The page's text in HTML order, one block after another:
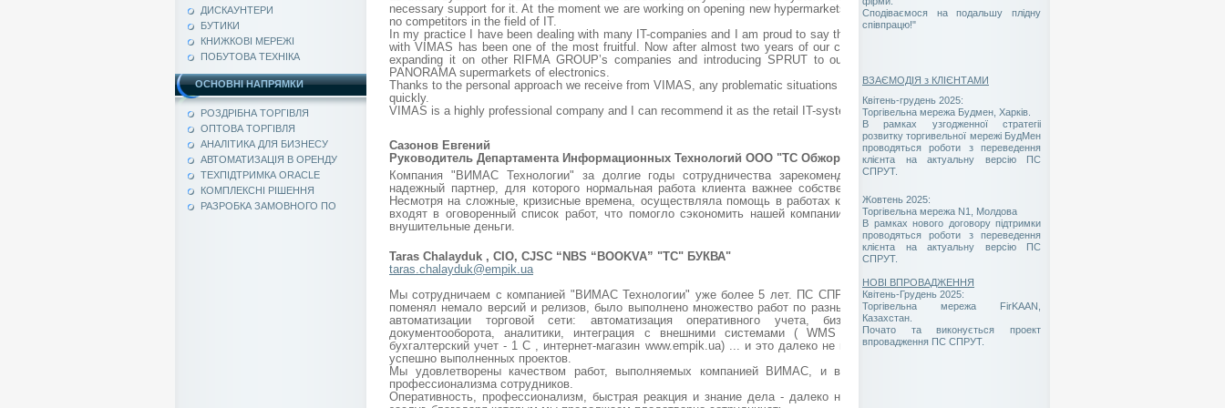
ДИСКАУНТЕРИ
БУТИКИ
КНИЖКОВІ МЕРЕЖІ
ПОБУТОВА ТЕХНІКА
ОСНОВНІ НАПРЯМКИ
РОЗДРІБНА ТОРГІВЛЯ
ОПТОВА ТОРГІВЛЯ
АНАЛІТИКА ДЛЯ БИЗНЕСУ
АВТОМАТИЗАЦІЯ В ОРЕНДУ
ТЕХПІДТРИМКА ORACLE
КОМПЛЕКСНІ РІШЕННЯ
РАЗРОБКА ЗАМОВНОГО ПО
necessary support for it. At the moment we are working on opening new hypermarkets and SPRUT has
no competitors in the field of IT.
In my practice I have been dealing with many IT-companies and I am proud to say that my partnership
with VIMAS has been one of the most fruitful. Now after almost two years of our cooperation we are
expanding it on other RIFMA GROUP’s companies and introducing SPRUT to our network of four
PANORAMA supermarkets of electronics.
Thanks to the personal approach we receive from VIMAS, any problematic situations are always solved
quickly.
VIMAS is a highly professional company and I can recommend it as the retail IT-system provider.
Сазонов Евгений
Руководитель Департамента Информационных Технологий ООО "ТС Обжора"
Компания "ВИМАС Технологии" за долгие годы сотрудничества зарекомендовала себя как
надежный партнер, для которого нормальная работа клиента важнее собственных интересов.
Несмотря на сложные, кризисные времена, осуществляла помощь в работах которые прямо не
входят в оговоренный список работ, что помогло сэкономить нашей компании "ТС "ОБЖОРА"
внушительные деньги.
Taras Chalayduk , CIO, CJSC “NBS “BOOKVA” "ТС" БУКВА"
taras.chalayduk@empik.ua
Мы сотрудничаем с компанией "ВИМАС Технологии" уже более 5 лет. ПС СПРУТ за это время
поменял немало версий и релизов, было выполнено множество работ по разным направлениям
автоматизации торговой сети: автоматизация оперативного учета, бизнес процессов,
документооборота, аналитики, интеграция с внешними системами ( WMS - Gold Stock ,
бухгалтерский учет - 1 C , интернет-магазин www.empik.ua) ... и это далеко не полный перечень
успешно выполненных проектов.
Мы удовлетворены качеством работ, выполняемых компанией ВИМАС, и высоким уровнем
профессионализма сотрудников.
Оперативность, профессионализм, быстрая реакция и знание дела - далеко не полный список
Сподіваємося на подальшу плідну
співпрацю!"
ВЗАЄМОДІЯ з КЛІЄНТАМИ
Квітень-грудень 2025:
Торгівельна мережа Будмен, Харків.
В рамках узгодженної стратегіі
розвитку торгивельної мережі БудМен
проводяться роботи з переведення
клієнта на актуальну версію ПС
СПРУТ.
Жовтень 2025:
Торгівельна мережа N1, Молдова
В рамках нового договору підтримки
проводяться роботи з переведення
клієнта на актуальну версію ПС
СПРУТ.
НОВІ ВПРОВАДЖЕННЯ
Квітень-Грудень 2025:
Торгівельна мережа FirKAAN,
Казахстан.
Почато та виконується проект
впровадження ПС СПРУТ.